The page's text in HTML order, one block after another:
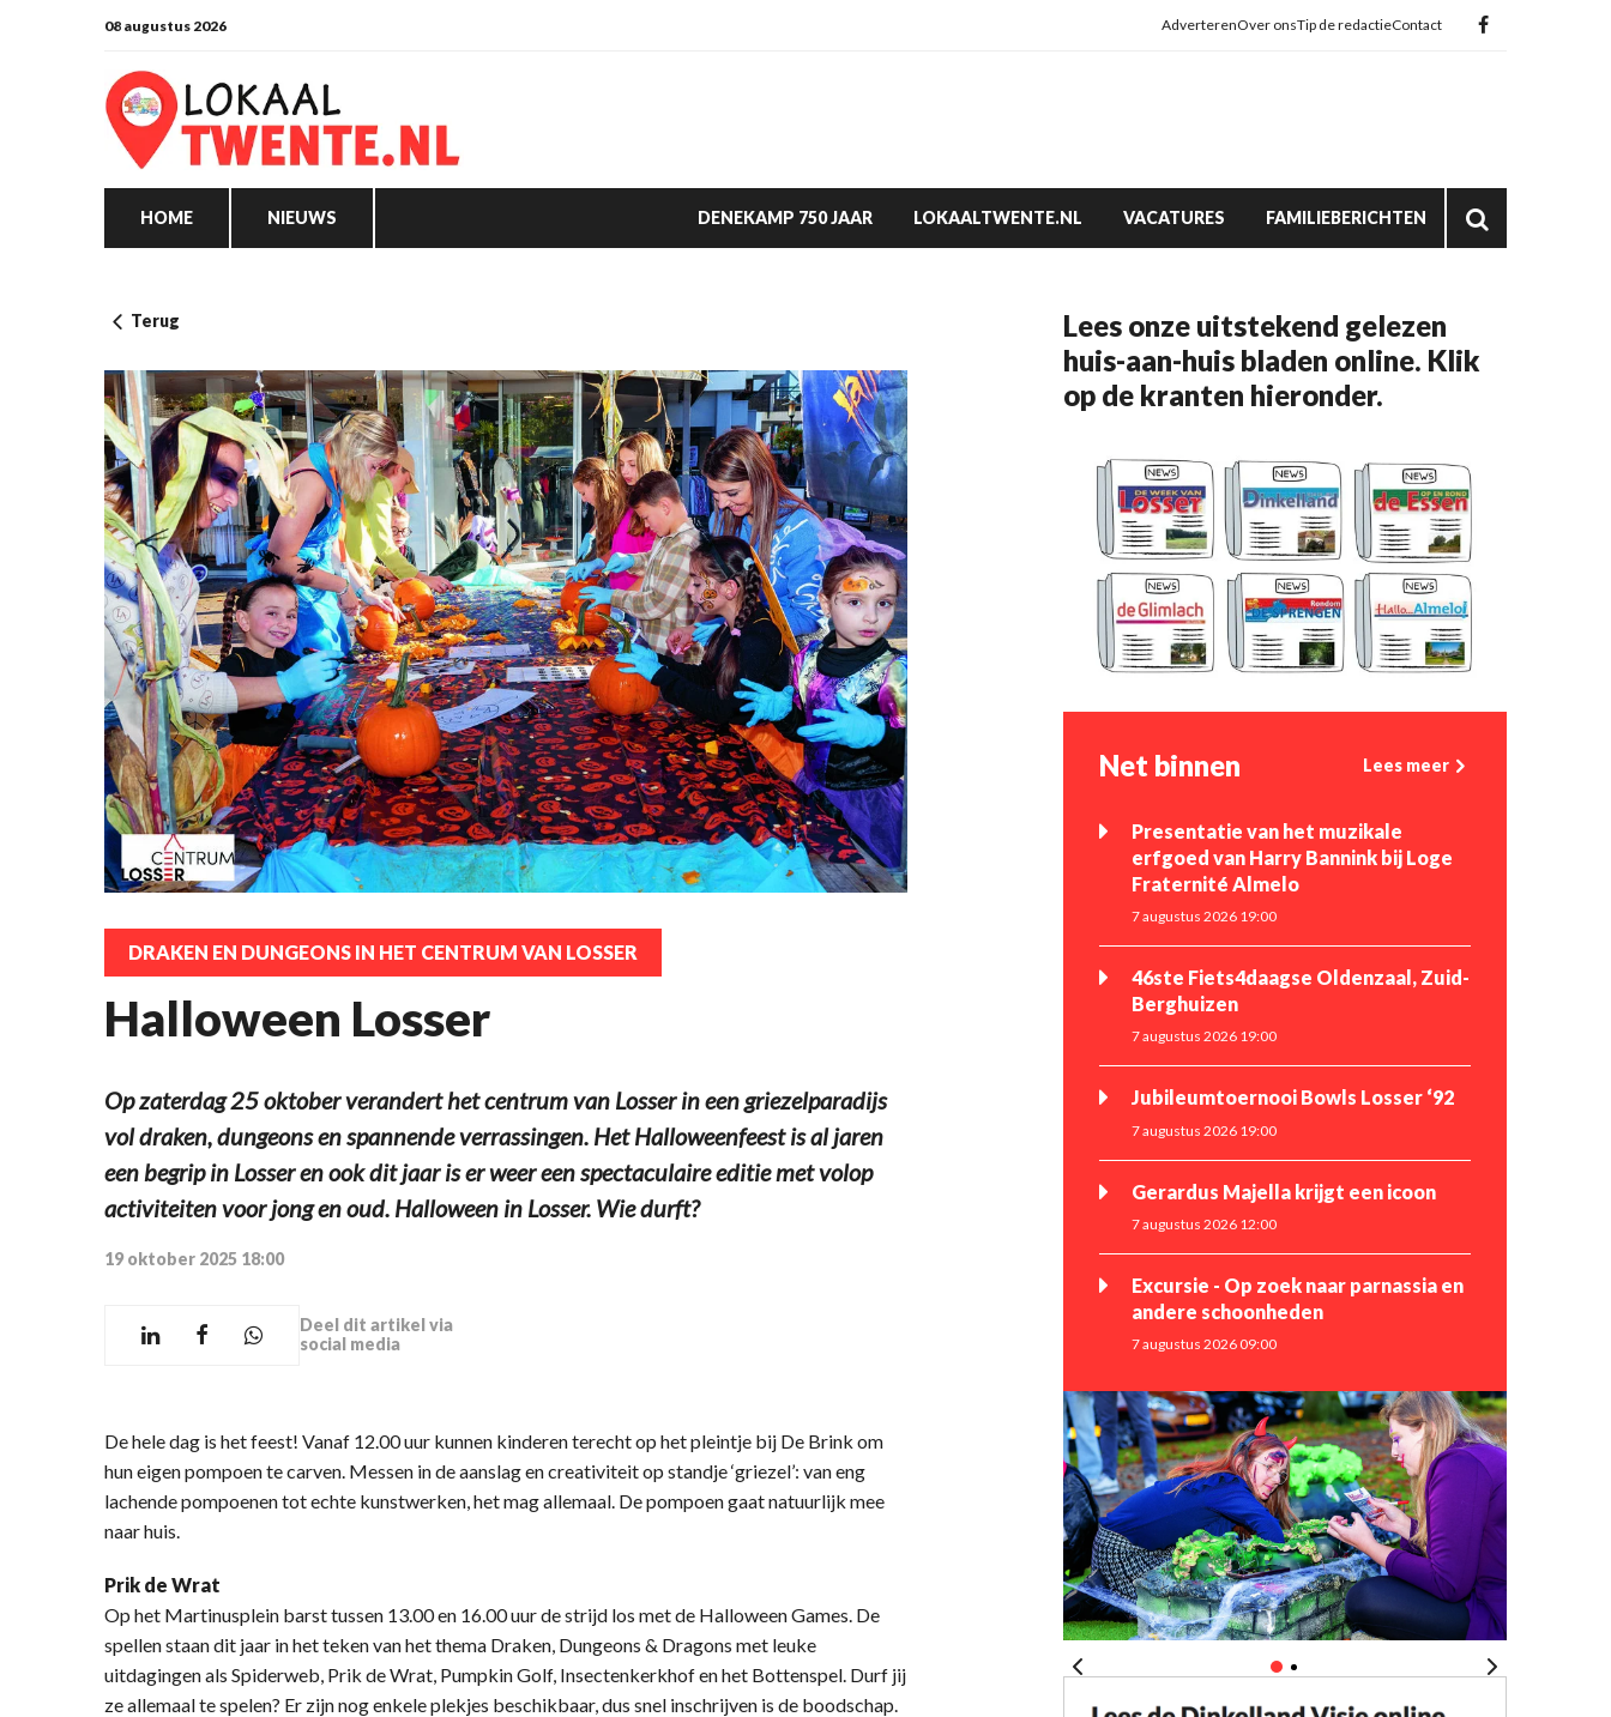
08 augustus 2026 AdverterenOver onsTip de redactieContact
HOME NIEUWS DENEKAMP 750 JAAR LOKAALTWENTE.NL VACATURES FAMILIEBERICHTEN
Terug
DRAKEN EN DUNGEONS IN HET CENTRUM VAN LOSSER
Halloween Losser
Op zaterdag 25 oktober verandert het centrum van Losser in een griezelparadijs
vol draken, dungeons en spannende verrassingen. Het Halloweenfeest is al jaren
een begrip in Losser en ook dit jaar is er weer een spectaculaire editie met volop
activiteiten voor jong en oud. Halloween in Losser. Wie durft?
19 oktober 2025 18:00
Deel dit artikel via
social media
De hele dag is het feest! Vanaf 12.00 uur kunnen kinderen terecht op het pleintje bij De Brink om
hun eigen pompoen te carven. Messen in de aanslag en creativiteit op standje ‘griezel’: van eng
lachende pompoenen tot echte kunstwerken, het mag allemaal. De pompoen gaat natuurlijk mee
naar huis.
Prik de Wrat
Op het Martinusplein barst tussen 13.00 en 16.00 uur de strijd los met de Halloween Games. De
spellen staan dit jaar in het teken van het thema Draken, Dungeons & Dragons met leuke
uitdagingen als Spiderweb, Prik de Wrat, Pumpkin Golf, Insectenkerkhof en het Bottenspel. Durf jij
ze allemaal te spelen? Er zijn nog enkele plekjes beschikbaar, dus snel inschrijven is de boodschap.
Lees onze uitstekend gelezen
huis-aan-huis bladen online. Klik
op de kranten hieronder.
Net binnen Lees meer
Presentatie van het muzikale
erfgoed van Harry Bannink bij Loge
Fraternité Almelo
7 augustus 2026 19:00
46ste Fiets4daagse Oldenzaal, Zuid-
Berghuizen
7 augustus 2026 19:00
Jubileumtoernooi Bowls Losser ‘92
7 augustus 2026 19:00
Gerardus Majella krijgt een icoon
7 augustus 2026 12:00
Excursie - Op zoek naar parnassia en
andere schoonheden
7 augustus 2026 09:00